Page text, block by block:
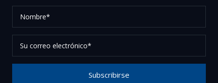
Nombre*
correo
electrónico*
Subscribirse